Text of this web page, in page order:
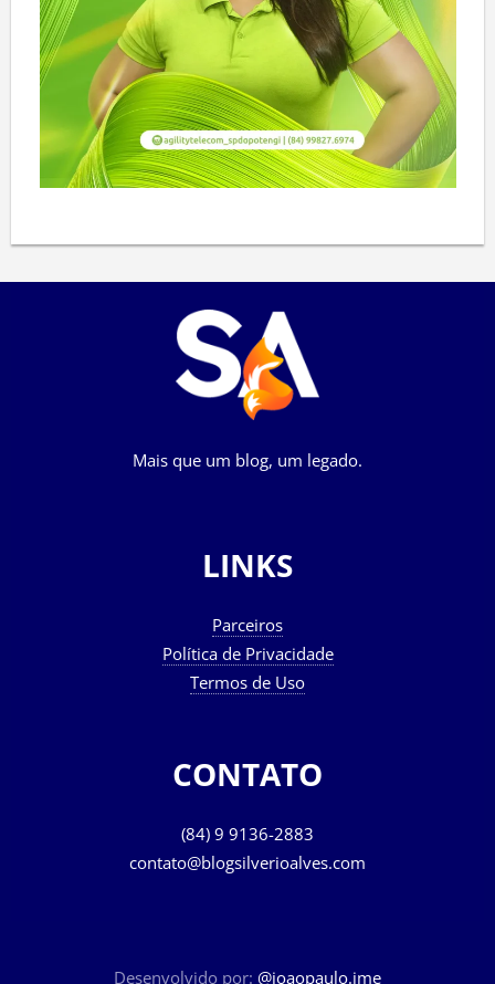
Mais que um blog, um legado.
LINKS
Parceiros
Política de Privacidade
Termos de Uso
CONTATO
(84) 9 9136-2883
contato@blogsilverioalves.com